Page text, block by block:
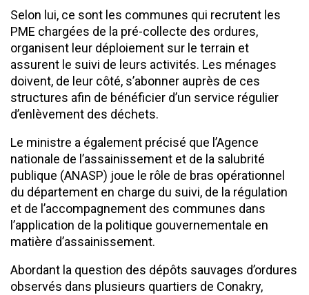
Selon lui, ce sont les communes qui recrutent les
PME chargées de la pré-collecte des ordures,
organisent leur déploiement sur le terrain et
assurent le suivi de leurs activités. Les ménages
doivent, de leur côté, s’abonner auprès de ces
structures afin de bénéficier d’un service régulier
d’enlèvement des déchets.
Le ministre a également précisé que l’Agence
nationale de l’assainissement et de la salubrité
publique (ANASP) joue le rôle de bras opérationnel
du département en charge du suivi, de la régulation
et de l’accompagnement des communes dans
l’application de la politique gouvernementale en
matière d’assainissement.
Abordant la question des dépôts sauvages d’ordures
observés dans plusieurs quartiers de Conakry,